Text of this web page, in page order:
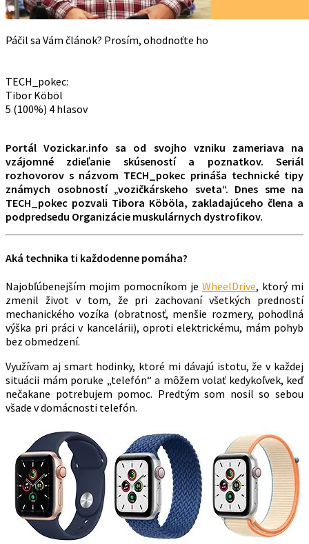
Páčil sa Vám článok? Prosím, ohodnoťte ho
TECH_pokec:
Tibor Köböl
5 (100%) 4 hlasov
Portál Vozickar.info sa od svojho vzniku zameriava na
vzájomné zdieľanie skúseností a poznatkov. Seriál
rozhovorov s názvom TECH_pokec prináša technické tipy
známych osobností „vozičkárskeho sveta“. Dnes sme na
TECH_pokec pozvali Tibora Köböla, zakladajúceho člena a
podpredsedu Organizácie muskulárnych dystrofikov.
Aká technika ti každodenne pomáha?
Najobľúbenejším mojim pomocníkom je WheelDrive, ktorý mi
zmenil život v tom, že pri zachovaní všetkých predností
mechanického vozíka (obratnosť, menšie rozmery, pohodlná
výška pri práci v kancelárii), oproti elektrickému, mám pohyb
bez obmedzení.
Využívam aj smart hodinky, ktoré mi dávajú istotu, že v každej
situácii mám poruke „telefón“ a môžem volať kedykoľvek, keď
nečakane potrebujem pomoc. Predtým som nosil so sebou
všade v domácnosti telefón.